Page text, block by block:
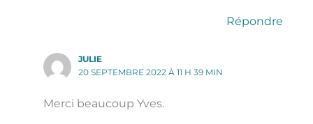
Répondre
JULIE
20 SEPTEMBRE 2022 À 11 H 39 MIN
Merci beaucoup Yves.